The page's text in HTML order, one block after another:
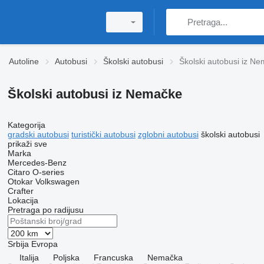
Autoline Autobusi Školski autobusi Školski autobusi iz
Školski autobusi iz Nemačke
Kategorija
gradski autobusi turistički autobusi zglobni autobusi školski autobusi
prikaži sve
Marka
Mercedes-Benz
Citaro O-series
Otokar Volkswagen
Crafter
Lokacija
Pretraga po radijusu
Srbija Evropa
Italija
Poljska Francuska
Nemačka